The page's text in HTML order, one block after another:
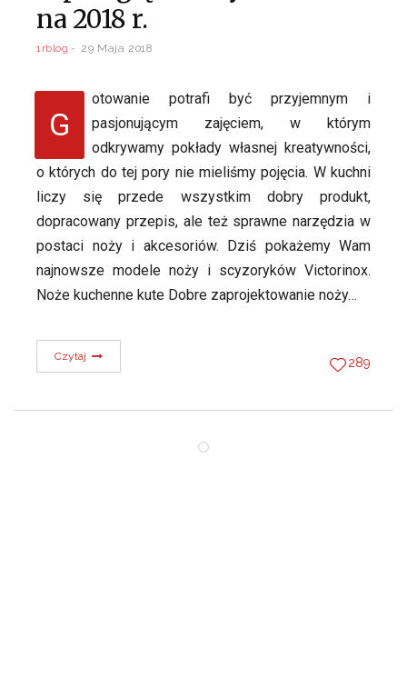
na 2018 r.
1rblog 29 Maja 2018
G
otowanie potrafi być przyjemnym i
pasjonującym zajęciem, w którym
odkrywamy pokłady własnej kreatywności,
o których do tej pory nie mieliśmy pojęcia. W kuchni
liczy się przede wszystkim dobry produkt,
dopracowany przepis, ale też sprawne narzędzia w
postaci noży i akcesoriów. Dziś pokażemy Wam
najnowsze modele noży i scyzoryków Victorinox.
Noże kuchenne kute Dobre zaprojektowanie noży…
Czytaj 289